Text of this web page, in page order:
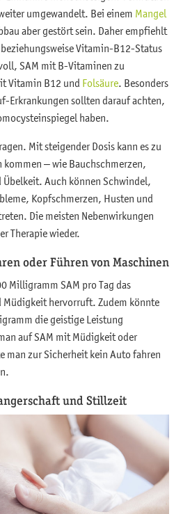
umgewandelt. Bei einem Mangel
aber gestört sein. Daher empfiehlt
Vitamin-B12-Status
SAM mit B-Vitaminen zu
Vitamin B12 und Folsäure. Besonders
Erkrankungen sollten darauf achten,
haben.
Mit steigender Dosis kann es zu
kommen – wie Bauchschmerzen,
Auch können Schwindel,
Kopfschmerzen, Husten und
Die meisten Nebenwirkungen
Therapie wieder.
oder Führen von Maschinen
Milligramm SAM pro Tag das
Müdigkeit hervorruft. Zudem könnte
die geistige Leistung
auf SAM mit Müdigkeit oder
man zur Sicherheit kein Auto fahren
und Stillzeit